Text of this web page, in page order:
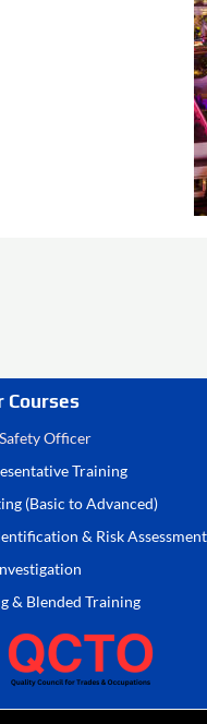
Courses
Officer
Training
(Basic to Advanced)
& Risk Assessment
& Blended Training